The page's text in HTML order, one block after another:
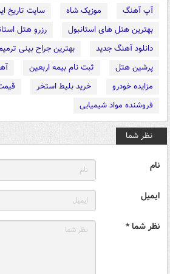
آپ آهنگ موزیک شاه
سایت تاریخ
بهترین هتل های استانبول
رزرو هتل
دانلود آهنگ جدید
بهترین جراح بینی
پرشین هتل
ثبت نام بیمه اربعین
مزایده خودرو
خرید بلیط استخر
فروشنده مواد شیمیایی
نظر شما
نام
ایمیل
نظر شما *